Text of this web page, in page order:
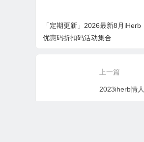
「定期更新」2026最新8月iHerb
优惠码折扣码活动集合
上一篇